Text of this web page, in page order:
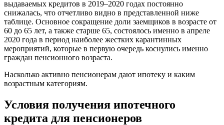
выдаваемых кредитов в 2019–2020 годах постоянно
снижалась, что отчетливо видно в представленной ниже
таблице. Основное сокращение доли заемщиков в возрасте от
60 до 65 лет, а также старше 65, состоялось именно в апреле
2020 года в период наиболее жестких карантинных
мероприятий, которые в первую очередь коснулись именно
граждан пенсионного возраста.
Насколько активно пенсионерам дают ипотеку и каким
возрастным категориям.
Условия получения ипотечного
кредита для пенсионеров